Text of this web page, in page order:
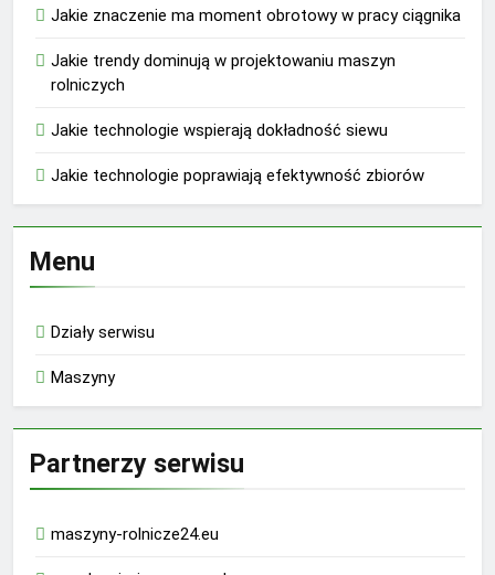
Jakie znaczenie ma moment obrotowy w pracy ciągnika
Jakie trendy dominują w projektowaniu maszyn
rolniczych
Jakie technologie wspierają dokładność siewu
Jakie technologie poprawiają efektywność zbiorów
Menu
Działy serwisu
Maszyny
Partnerzy serwisu
maszyny-rolnicze24.eu